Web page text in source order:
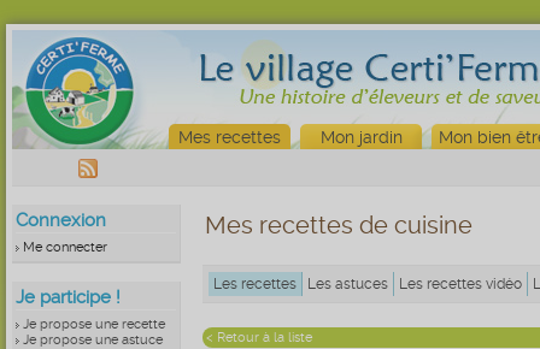
Mes recettes Mon jardin Mon bien
Connexion
Me connecter
Je participe !
Je propose une recette
Je propose une astuce
Mes recettes de cuisine
Les recettes Les astuces Les recettes vidéo
< Retour à la liste